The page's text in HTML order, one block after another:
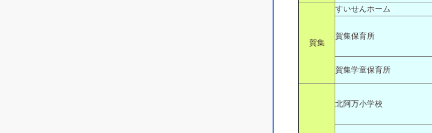
賀集
すいせんホーム
賀集保育所
賀集学童保育所
北阿万小学校